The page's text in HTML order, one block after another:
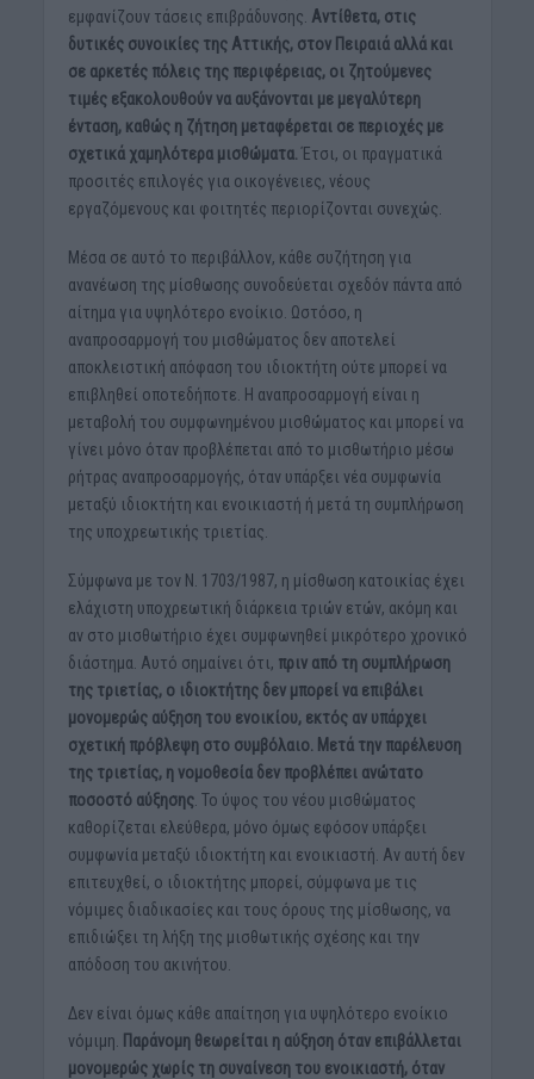
εμφανίζουν τάσεις επιβράδυνσης. Αντίθετα, στις
δυτικές συνοικίες της Αττικής, στον Πειραιά αλλά και
σε αρκετές πόλεις της περιφέρειας, οι ζητούμενες
τιμές εξακολουθούν να αυξάνονται με μεγαλύτερη
ένταση, καθώς η ζήτηση μεταφέρεται σε περιοχές με
σχετικά χαμηλότερα μισθώματα.Έτσι, οι πραγματικά
προσιτές επιλογές για οικογένειες, νέους
εργαζόμενους και φοιτητές περιορίζονται συνεχώς.
Μέσα σε αυτό το περιβάλλον, κάθε συζήτηση για
ανανέωση της μίσθωσης συνοδεύεται σχεδόν πάντα από
αίτημα για υψηλότερο ενοίκιο. Ωστόσο, η
αναπροσαρμογή του μισθώματος δεν αποτελεί
αποκλειστική απόφαση του ιδιοκτήτη ούτε μπορεί να
επιβληθεί οποτεδήποτε. Η αναπροσαρμογή είναι η
μεταβολή του συμφωνημένου μισθώματος και μπορεί να
γίνει μόνο όταν προβλέπεται από το μισθωτήριο μέσω
ρήτρας αναπροσαρμογής, όταν υπάρξει νέα συμφωνία
μεταξύ ιδιοκτήτη και ενοικιαστή ή μετά τη συμπλήρωση
της υποχρεωτικής τριετίας.
Σύμφωνα με τον Ν. 1703/1987, η μίσθωση κατοικίας έχει
ελάχιστη υποχρεωτική διάρκεια τριών ετών, ακόμη και
αν στο μισθωτήριο έχει συμφωνηθεί μικρότερο χρονικό
διάστημα. Αυτό σημαίνει ότι, πριν από τη συμπλήρωση
της τριετίας, ο ιδιοκτήτης δεν μπορεί να επιβάλει
μονομερώς αύξηση του ενοικίου, εκτός αν υπάρχει
σχετική πρόβλεψη στο συμβόλαιο. Μετά την παρέλευση
της τριετίας, η νομοθεσία δεν προβλέπει ανώτατο
ποσοστό αύξησης. Το ύψος του νέου μισθώματος
καθορίζεται ελεύθερα, μόνο όμως εφόσον υπάρξει
συμφωνία μεταξύ ιδιοκτήτη και ενοικιαστή. Αν αυτή δεν
επιτευχθεί, ο ιδιοκτήτης μπορεί, σύμφωνα με τις
νόμιμες διαδικασίες και τους όρους της μίσθωσης, να
επιδιώξει τη λήξη της μισθωτικής σχέσης και την
απόδοση του ακινήτου.
Δεν είναι όμως κάθε απαίτηση για υψηλότερο ενοίκιο
νόμιμη.
Παράνομη θεωρείται η αύξηση όταν επιβάλλεται
μονομερώς χωρίς τη συναίνεση του ενοικιαστή, όταν